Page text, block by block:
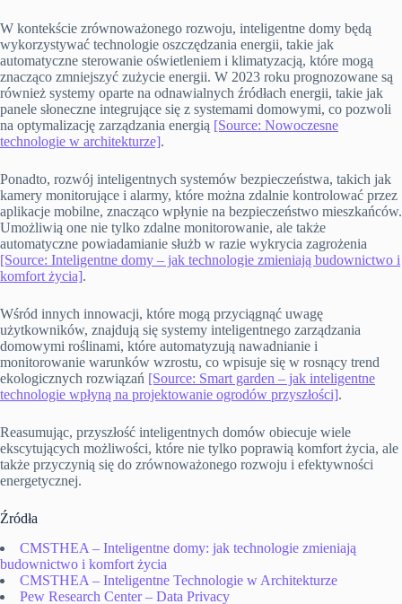
W kontekście zrównoważonego rozwoju, inteligentne domy będą
wykorzystywać technologie oszczędzania energii, takie jak
automatyczne sterowanie oświetleniem i klimatyzacją, które mogą
znacząco zmniejszyć zużycie energii. W 2023 roku prognozowane są
również systemy oparte na odnawialnych źródłach energii, takie jak
panele słoneczne integrujące się z systemami domowymi, co pozwoli
na optymalizację zarządzania energią [Source: Nowoczesne
technologie w architekturze].
Ponadto, rozwój inteligentnych systemów bezpieczeństwa, takich jak
kamery monitorujące i alarmy, które można zdalnie kontrolować przez
aplikacje mobilne, znacząco wpłynie na bezpieczeństwo mieszkańców.
Umożliwią one nie tylko zdalne monitorowanie, ale także
automatyczne powiadamianie służb w razie wykrycia zagrożenia
[Source: Inteligentne domy – jak technologie zmieniają budownictwo i
komfort życia].
Wśród innych innowacji, które mogą przyciągnąć uwagę
użytkowników, znajdują się systemy inteligentnego zarządzania
domowymi roślinami, które automatyzują nawadnianie i
monitorowanie warunków wzrostu, co wpisuje się w rosnący trend
ekologicznych rozwiązań [Source: Smart garden – jak inteligentne
technologie wpłyną na projektowanie ogrodów przyszłości].
Reasumując, przyszłość inteligentnych domów obiecuje wiele
ekscytujących możliwości, które nie tylko poprawią komfort życia, ale
także przyczynią się do zrównoważonego rozwoju i efektywności
energetycznej.
Źródła
CMSTHEA – Inteligentne domy: jak technologie zmieniają
budownictwo i komfort życia
CMSTHEA – Inteligentne Technologie w Architekturze
Pew Research Center – Data Privacy